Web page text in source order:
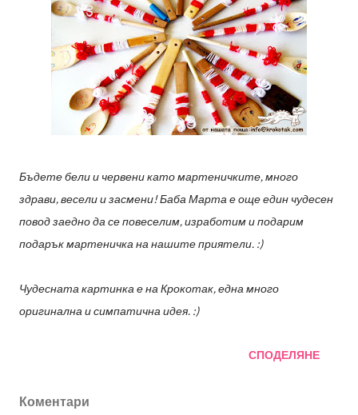
Бъдете бели и червени като мартеничките, много
здрави, весели и засмени! Баба Марта е още един чудесен
повод заедно да се повеселим, изработим и подарим
подарък мартеничка на нашите приятели. :)
Чудесната картинка е на Крокотак, една много
оригинална и симпатична идея. :)
СПОДЕЛЯНЕ
Коментари